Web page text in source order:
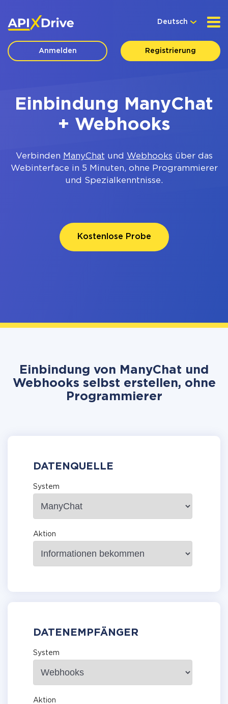
Deutsch
Anmelden Registrierung
Einbindung ManyChat
+ Webhooks
Verbinden ManyChat und Webhooks über das
Webinterface in 5 Minuten, ohne Programmierer
und Spezialkenntnisse.
Kostenlose Probe
Einbindung von ManyChat und
Webhooks selbst erstellen, ohne
Programmierer
DATENQUELLE
System
Aktion
DATENEMPFÄNGER
System
Aktion